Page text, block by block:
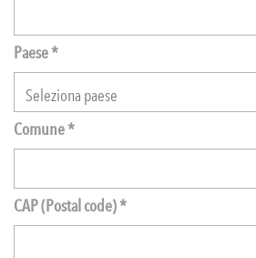
Paese *
Comune *
CAP (Postal code) *